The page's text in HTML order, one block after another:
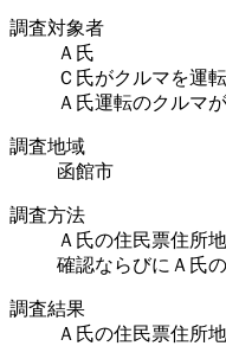
調査対象者
Ａ氏
Ｃ氏がクルマを運
Ａ氏運転のクルマ
調査地域
函館市
調査方法
Ａ氏の住民票住所
確認ならびにＡ氏
調査結果
Ａ氏の住民票住所